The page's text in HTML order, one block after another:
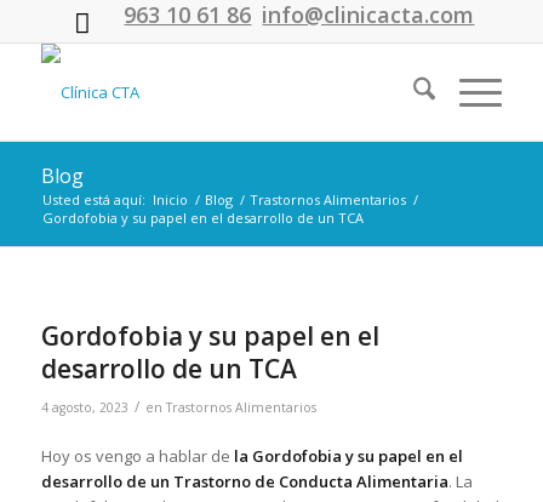
963 10 61 86 info@clinicacta.com
Blog
Usted está aquí: Inicio / Blog / Trastornos Alimentarios /
Gordofobia y su papel en el desarrollo de un TCA
Gordofobia y su papel en el
desarrollo de un TCA
4 agosto, 2023 / enTrastornos Alimentarios
Hoy os vengo a hablar de la Gordofobia y su papel en el
desarrollo de un Trastorno de Conducta Alimentaria. La